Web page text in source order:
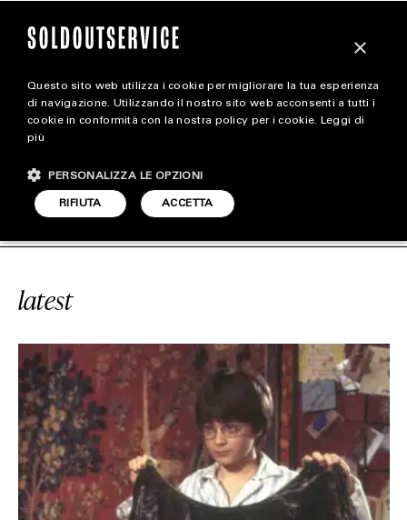
magazine
STYLE
FOOTWEAR
#INVISIBILE
latest
×
Questo sito web utilizza i cookie per migliorare la tua esperienza
di navigazione. Utilizzando il nostro sito web acconsenti a tutti i
cookie in conformità con la nostra policy per i cookie. Leggi di
più
ACCETTA
RIFIUTA
PERSONALIZZA LE OPZIONI